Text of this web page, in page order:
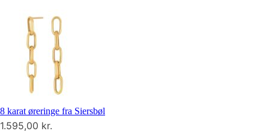
8 karat øreringe fra Siersbøl
1.595,00 kr.